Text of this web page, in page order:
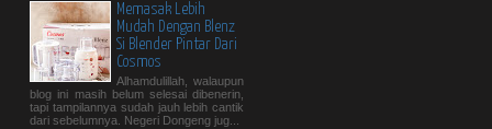
Memasak Lebih
Mudah Dengan Blenz
Si Blender Pintar Dari
Cosmos
Alhamdulillah, walaupun
blog ini masih belum selesai dibenerin,
tapi tampilannya sudah jauh lebih cantik
dari sebelumnya. Negeri Dongeng jug...